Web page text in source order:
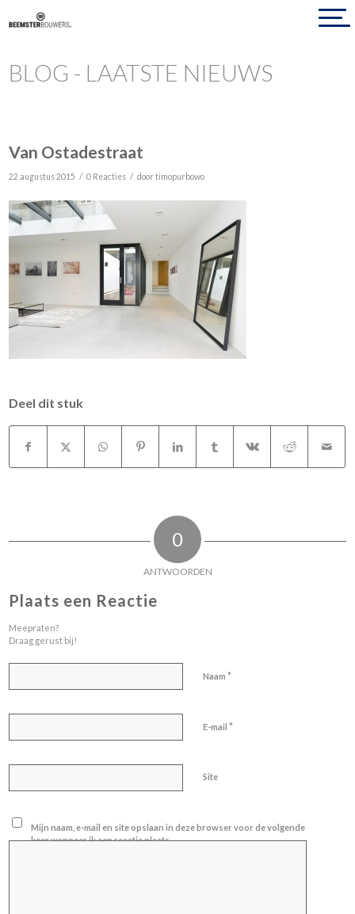
BLOG - LAATSTE NIEUWS
Van Ostadestraat
22 augustus 2015 / 0 Reacties / doortimopurbowo
Deel dit stuk
0
ANTWOORDEN
Plaats een Reactie
Meepraten?
Draag gerust bij!
Naam*
E-mail*
Site
Mijn naam, e-mail en site opslaan in deze browser voor de volgende
keer wanneer ik een reactie plaats.